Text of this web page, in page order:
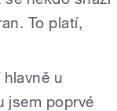
To platí,
u
jsem poprvé